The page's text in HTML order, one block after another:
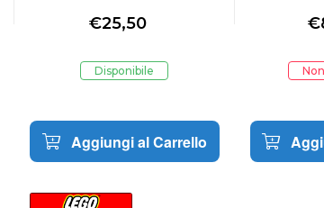
€25,50
Disponibile
Aggiungi al Carrello
€